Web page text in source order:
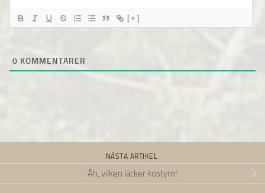
[+]
0 KOMMENTARER
NÄSTA ARTIKEL
Åh, vilken läcker kostym!